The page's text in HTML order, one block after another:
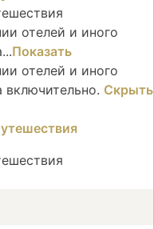
отелей и иного
Показать
отелей и иного
включительно. Скрыть